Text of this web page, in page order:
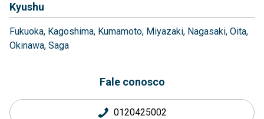
Kyushu
Fukuoka Kagoshima Kumamoto Miyazaki Nagasaki Oita
Okinawa Saga
Fale conosco
0120425002